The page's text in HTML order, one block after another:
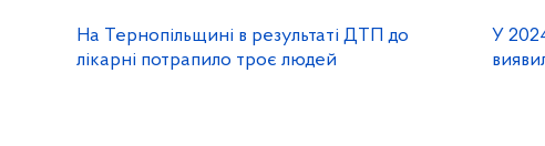
На Тернопільщині в результаті ДТП до
лікарні потрапило троє людей
У